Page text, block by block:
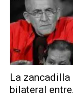
La zancadilla
bilateral